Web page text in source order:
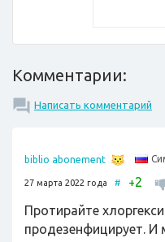
Комментарии:
Написать комментарий
biblio abonement
27 марта 2022 года # +2
Протирайте
продезенфицирует. И